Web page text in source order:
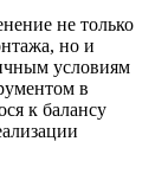
не только
но и
условиям
в
к балансу